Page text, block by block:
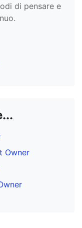
di pensare e
Owner